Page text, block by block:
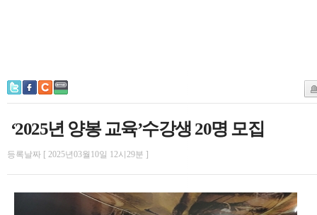
‘2025년 양봉 교육’수강생 20명 모집
등록날짜 [ 2025년03월10일 12시29분 ]